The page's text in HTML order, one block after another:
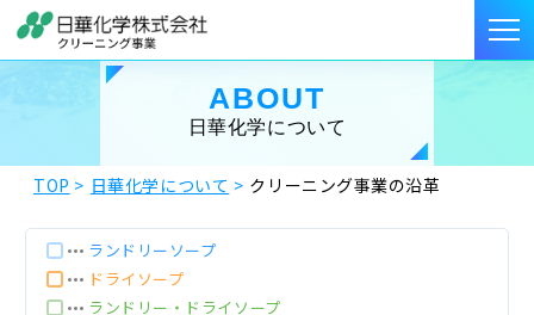
ABOUT
日華化学について
TOP 日華化学について クリーニング事業の沿革
ランドリーソープ
ドライソープ
ランドリー・ドライソープ